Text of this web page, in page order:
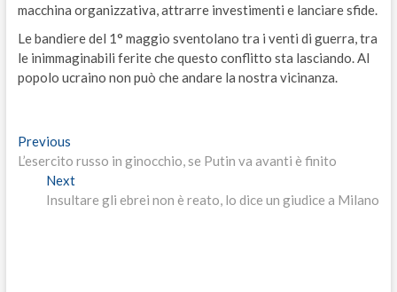
macchina organizzativa, attrarre investimenti e lanciare sfide.
Le bandiere del 1° maggio sventolano tra i venti di guerra, tra
le inimmaginabili ferite che questo conflitto sta lasciando. Al
popolo ucraino non può che andare la nostra vicinanza.
Navigazione
articoli
PreviousPrevious
post:
L’esercito russo in ginocchio, se Putin va avanti è finito
NextNext
post:
Insultare gli ebrei non è reato, lo dice un giudice a Milano